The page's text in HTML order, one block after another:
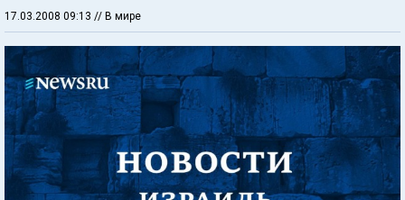
17.03.2008 09:13 // В мире